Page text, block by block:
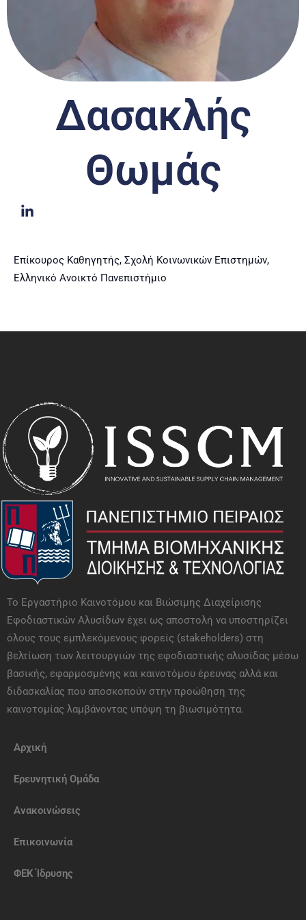
Δασακλής
Θωμάς
Επίκουρος Καθηγητής, Σχολή Κοινωνικών Επιστημών,
Ελληνικό Ανοικτό Πανεπιστήμιο
To Εργαστήριο Καινοτόμου και Βιώσιμης Διαχείρισης
Εφοδιαστικών Αλυσίδων έχει ως αποστολή να υποστηρίζει
όλους τους εμπλεκόμενους φορείς (stakeholders) στη
βελτίωση των λειτουργιών της εφοδιαστικής αλυσίδας μέσω
βασικής, εφαρμοσμένης και καινοτόμου έρευνας αλλά και
διδασκαλίας που αποσκοπούν στην προώθηση της
καινοτομίας λαμβάνοντας υπόψη τη βιωσιμότητα.
Αρχική
Ερευνητική Ομάδα
Ανακοινώσεις
Eπικοινωνία
ΦΕΚ Ίδρυσης